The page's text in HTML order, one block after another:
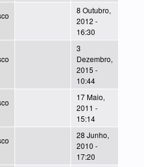
8 Outubro,
2012 -
16:30
3
Dezembro,
2015 -
10:44
17 Maio,
2011 -
15:14
28 Junho,
2010 -
17:20